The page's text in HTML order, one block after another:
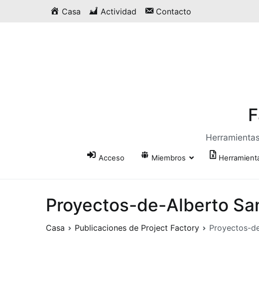
Casa Actividad Contacto
Acceso Miembros
Proyectos-de-Alberto
Casa Publicaciones de Project Factory Proyectos-